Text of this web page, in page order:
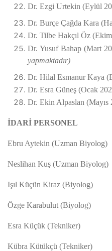
Dr. Ezgi Urtekin (Eylül
Dr. Burçe Çağda Kara
Dr. Tilbe Hakçıl Öz
Dr. Yusuf Bahap (Mart
yapmaktadır)
Dr. Hilal Esmanur Kaya
Dr. Esra Güneş (Ocak
Dr. Ekin Alpaslan (Mayıs
İDARİ PERSONEL
Ebru Aytekin (Uzman Biyolog)
Neslihan Kuş (Uzman Biyolog)
Işıl Küçün Kiraz (Biyolog)
Özge Karabulut (Biyolog)
Esra Küçük (Tekniker)
Kübra Kütükçü (Tekniker)